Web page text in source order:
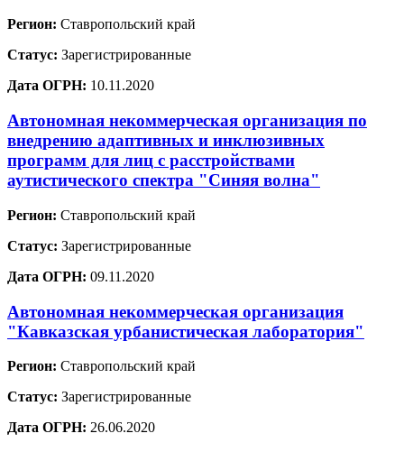
Регион: Ставропольский край
Статус: Зарегистрированные
Дата ОГРН: 10.11.2020
Автономная некоммерческая организация по
внедрению адаптивных и инклюзивных
программ для лиц с расстройствами
аутистического спектра "Синяя волна"
Регион: Ставропольский край
Статус: Зарегистрированные
Дата ОГРН: 09.11.2020
Автономная некоммерческая организация
"Кавказская урбанистическая лаборатория"
Регион: Ставропольский край
Статус: Зарегистрированные
Дата ОГРН: 26.06.2020